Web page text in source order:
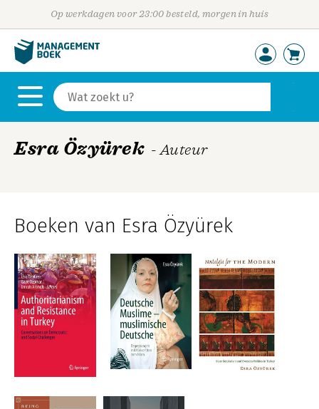
Op werkdagen voor 23:00 besteld, morgen in huis
Esra Özyürek - Auteur
Boeken van Esra Özyürek